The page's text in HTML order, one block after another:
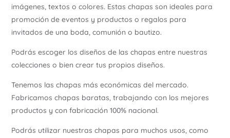
imágenes, textos o colores. Estas chapas son ideales para
promoción de eventos y productos o regalos para
invitados de una boda, comunión o bautizo.
Podrás escoger los diseños de las chapas entre nuestras
colecciones o bien crear tus propios diseños.
Tenemos las chapas más económicas del mercado.
Fabricamos chapas baratas, trabajando con los mejores
productos y con fabricación 100% nacional.
Podrás utilizar nuestras chapas para muchos usos, como